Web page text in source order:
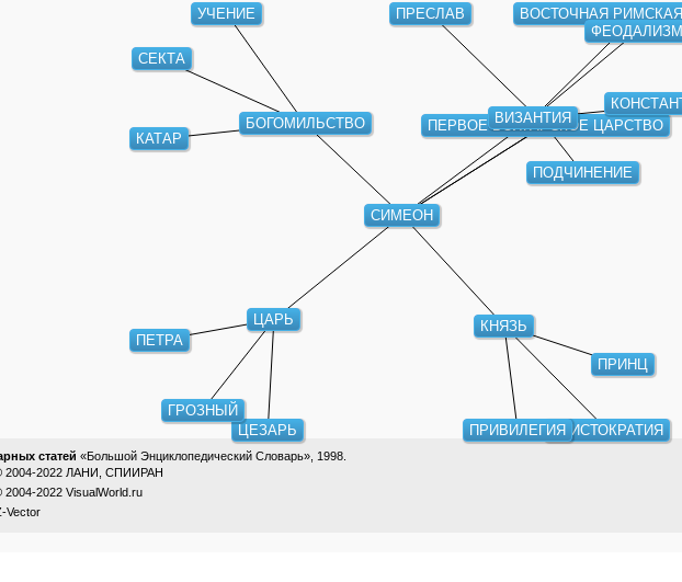
СИМЕОН
БОГОМИЛЬСТВО ПЕРВОЕ БОЛГАРСКОЕ ЦАРСТВО
ВИЗАНТИЯ
ЦАРЬ КНЯЗЬ
КАТАР
СЕКТА
УЧЕНИЕ ПРЕСЛАВ
ПОДЧИНЕНИЕ
ВОСТОЧНАЯ
ФЕОДАЛИЗМ
ПЕТРА
ЦЕЗАРЬ
ГРОЗНЫЙ
ПРИНЦ
АРИСТОКРАТИЯ
ПРИВИЛЕГИЯ
статей «Большой Энциклопедический Словарь», 1998.
2004-2022 ЛАНИ, СПИИРАН
2004-2022 VisualWorld.ru
Vector